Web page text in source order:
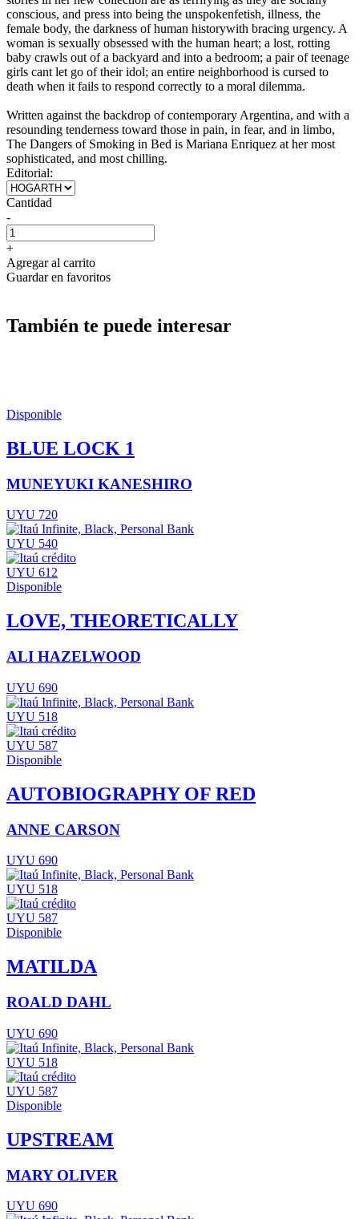
conscious, and press into being the unspokenfetish, illness, the
female body, the darkness of human historywith bracing urgency. A
woman is sexually obsessed with the human heart; a lost, rotting
baby crawls out of a backyard and into a bedroom; a pair of teenage
girls cant let go of their idol; an entire neighborhood is cursed to
death when it fails to respond correctly to a moral dilemma.
Written against the backdrop of contemporary Argentina, and with a
resounding tenderness toward those in pain, in fear, and in limbo,
The Dangers of Smoking in Bed is Mariana Enriquez at her most
sophisticated, and most chilling.
Editorial:
Cantidad
-
+
Agregar al carrito
Guardar en favoritos
También te puede interesar
Disponible
BLUE LOCK 1
MUNEYUKI KANESHIRO
UYU 720
UYU 540
UYU 612
Disponible
LOVE, THEORETICALLY
ALI HAZELWOOD
UYU 690
UYU 518
UYU 587
Disponible
AUTOBIOGRAPHY OF RED
ANNE CARSON
UYU 690
UYU 518
UYU 587
Disponible
MATILDA
ROALD DAHL
UYU 690
UYU 518
UYU 587
Disponible
UPSTREAM
MARY OLIVER
UYU 690